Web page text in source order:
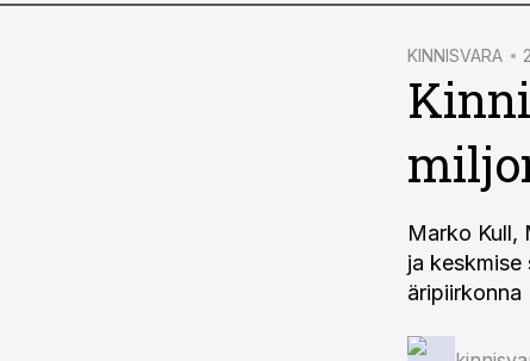
KINNISVARA
Marko Kull,
ja
äripiirkonna